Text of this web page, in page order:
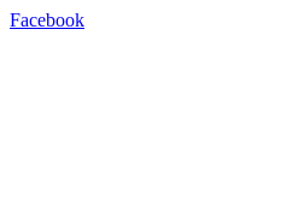
Facebook